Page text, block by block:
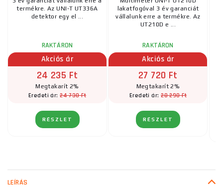
termékre. Az UNI-T UT336A
detektor egy el ...
RAKTÁRON
Akciós ár
24 235 Ft
Megtakarít 2%
Eredeti ár:24 730 Ft
RÉSZLET
lakatfogóval 3 év garanciát
vállalunk erre a termékre. Az
UT210D e ...
RAKTÁRON
Akciós ár
27 720 Ft
Megtakarít 2%
Eredeti ár:28 290 Ft
RÉSZLET
LEÍRÁS